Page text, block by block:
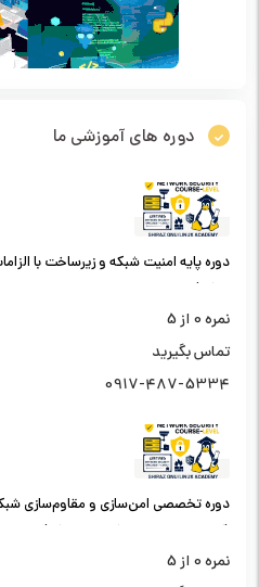
دوره های آموزشی ما
دوره پایه امنیت شبکه و زیرساخت با
شبکه)
نمره0 از 5
تماس بگیرید
0917-487-5334
دوره تخصصی امن‌سازی و مقاوم‌سازی
(کارشناس امنیت شبکه سطح یک)
نمره0 از 5